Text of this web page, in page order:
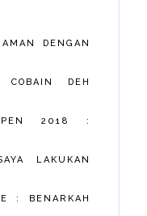
DENGAN
COBAIN DEH
2018 :
LAKUKAN
: BENARKAH